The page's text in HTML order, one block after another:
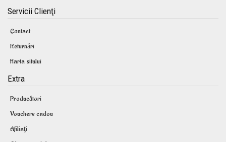
Servicii Clienţi
Contact
Returnări
Harta sitului
Extra
Producători
Vouchere cadou
Afiliaţi